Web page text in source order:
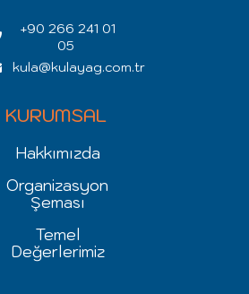
+90 266 241 01
05
kula@kulayag.com.tr
KURUMSAL
Hakkımızda
Organizasyon
Şeması
Temel
Değerlerimiz